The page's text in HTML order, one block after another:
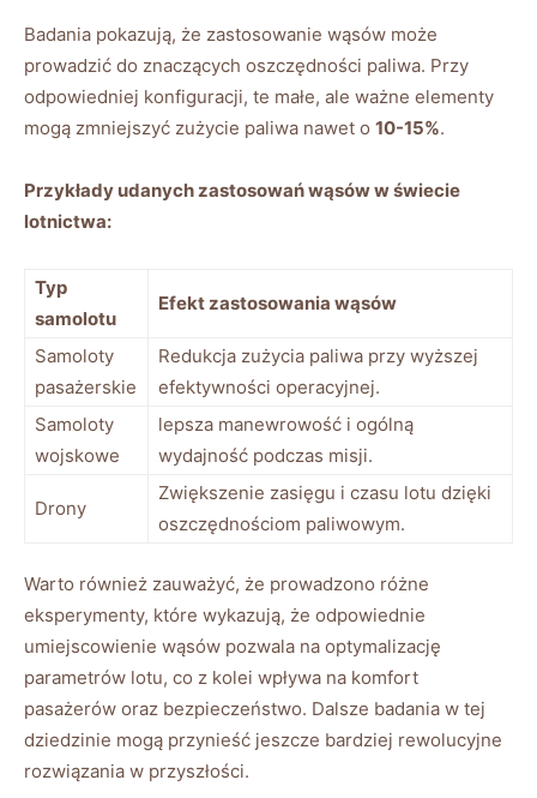
Badania pokazują, że zastosowanie‌ wąsów może
prowadzić do znaczących oszczędności paliwa. Przy
odpowiedniej konfiguracji, te małe, ale ważne elementy
mogą zmniejszyć zużycie paliwa nawet o 10-15%.
Przykłady udanych ‍zastosowań wąsów w świecie
lotnictwa:
Typ
samolotu
Efekt zastosowania wąsów
Samoloty
pasażerskie
Redukcja zużycia paliwa przy wyższej
efektywności operacyjnej.
Samoloty
wojskowe
lepsza manewrowość ‍i ogólną
wydajność ⁤podczas misji.
Drony
Zwiększenie zasięgu i czasu lotu dzięki
oszczędnościom paliwowym.
Warto również zauważyć, że prowadzono różne ​
eksperymenty, które wykazują, że odpowiednie
umiejscowienie wąsów pozwala na optymalizację
parametrów lotu, co z kolei wpływa na komfort
pasażerów oraz bezpieczeństwo. Dalsze badania w tej
dziedzinie mogą przynieść jeszcze bardziej rewolucyjne
rozwiązania‍ w przyszłości.